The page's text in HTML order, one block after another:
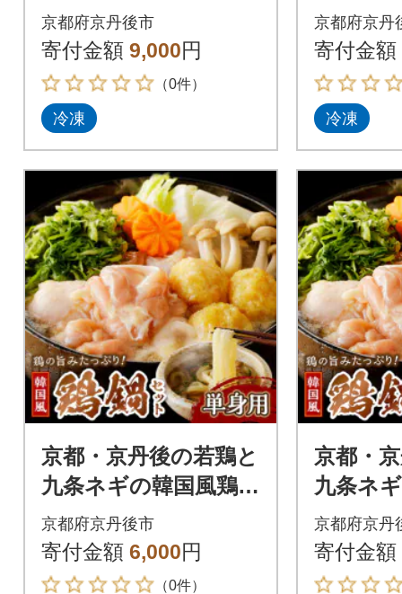
セット(1～2人前)
京都府京丹後市
寄付金額 9,000円
（0件）
冷凍
セット
京都府京丹
寄付金額
冷凍
京都・京丹後の若鶏と
九条ネギの韓国風鶏鍋
セット(単身用セット)
京都府京丹後市
寄付金額 6,000円
（0件）
京都・
九条ネ
セット(
セット)
京都府京丹
寄付金額